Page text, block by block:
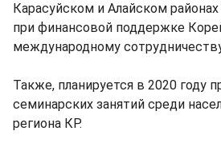
Карасуйском и Алайском
при финансовой поддержке
международному
Также, планируется в 2020 году
семинарских занятий среди
региона КР.